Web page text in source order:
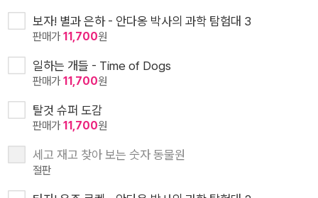
보자! 별과 은하 - 안다옹 박사의 과학 탐험대 3
판매가11,700원
일하는 개들 - Time of Dogs
판매가11,700원
탈것 슈퍼 도감
판매가11,700원
세고 재고 찾아 보는 숫자 동물원
절판